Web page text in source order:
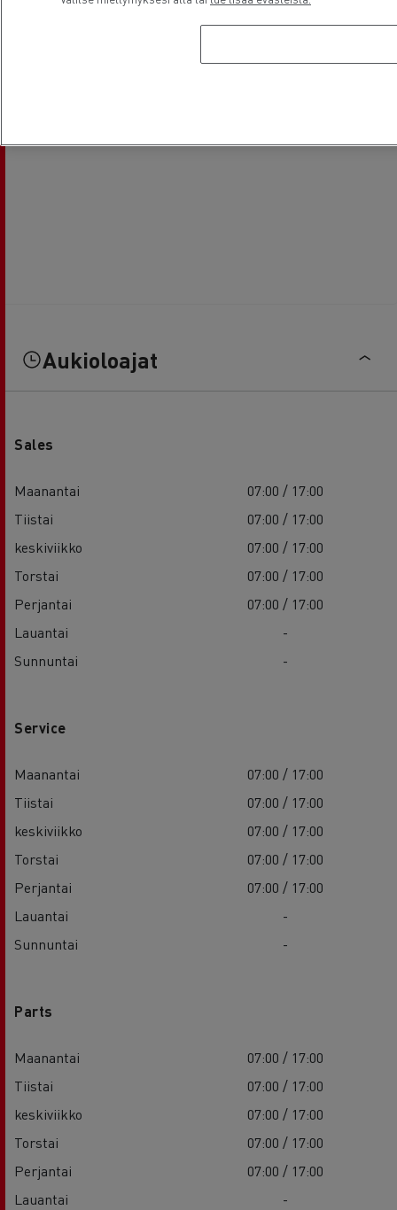
Aukioloajat
Sales
Maanantai
07:00 / 17:00
Tiistai
07:00 / 17:00
keskiviikko
07:00 / 17:00
Torstai
07:00 / 17:00
Perjantai
07:00 / 17:00
Lauantai
-
Sunnuntai
-
Service
Maanantai
07:00 / 17:00
Tiistai
07:00 / 17:00
keskiviikko
07:00 / 17:00
Torstai
07:00 / 17:00
Perjantai
07:00 / 17:00
Lauantai
-
Sunnuntai
-
Parts
Maanantai
07:00 / 17:00
Tiistai
07:00 / 17:00
keskiviikko
07:00 / 17:00
Torstai
07:00 / 17:00
Perjantai
07:00 / 17:00
Lauantai
-